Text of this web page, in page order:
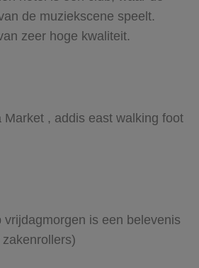
de muziekscene speelt.
zeer hoge kwaliteit.
Market , addis east walking foot
vrijdagmorgen is een belevenis